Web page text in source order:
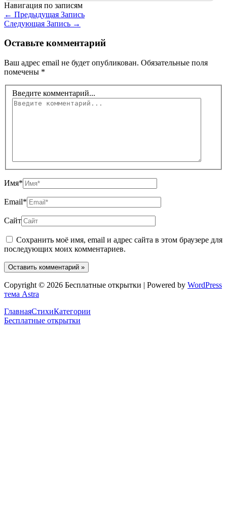
Навигация по записям
← Предыдущая Запись
Следующая Запись →
Оставьте комментарий
Ваш адрес email не будет опубликован. Обязательные поля
помечены *
Введите комментарий...
Имя*
Email*
Сайт
Сохранить моё имя, email и адрес сайта в этом браузере для
последующих моих комментариев.
Copyright © 2026 Бесплатные открытки | Powered by WordPress
тема Astra
ГлавнаяСтихиКатегории
Бесплатные открытки